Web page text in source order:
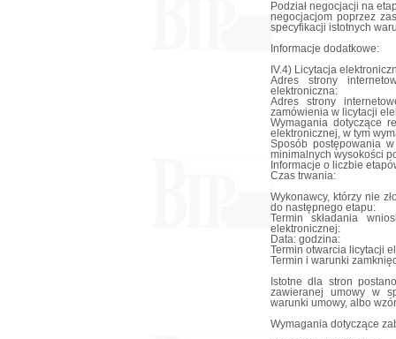
Podział negocjacji na
negocjacjom poprzez
specyfikacji istotnych
Informacje dodatkowe:
IV.4) Licytacja
Adres strony
elektroniczna:
Adres strony
zamówienia w licytacji
Wymagania dotyczące
elektronicznej, w tym
Sposób postępowania
minimalnych wysokości
Informacje o liczbie
Czas trwania:
Wykonawcy, którzy nie
do następnego etapu:
Termin składania
elektronicznej:
Data: godzina:
Termin otwarcia licytacji
Termin i warunki
Istotne dla stron
zawieranej umowy w
warunki umowy, albo
Wymagania dotyczące